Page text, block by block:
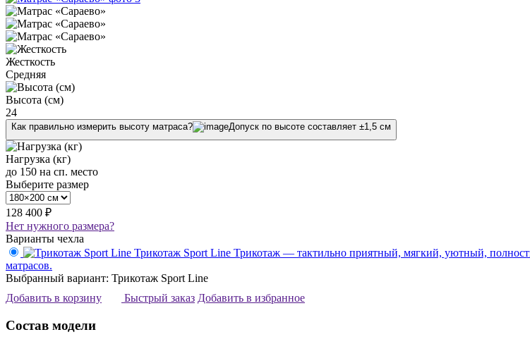
Жесткость
Средняя
Высота (см)
24
Как правильно измерить высоту матраса? Допуск по высоте составляет ±1,5 см
Нагрузка (кг)
до 150 на сп. место
Выберите размер
128 400 ₽
Нет нужного размера?
Варианты чехла
Трикотаж Sport Line Трикотаж — тактильно приятный, мягкий, уютный,
матрасов.
Выбранный вариант: Трикотаж Sport Line
Добавить в корзину
Быстрый заказ Добавить в избранное
Состав модели